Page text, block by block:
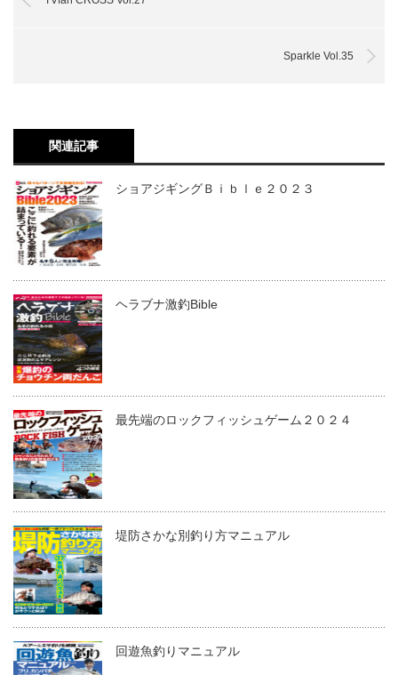
Sparkle Vol.35
関連記事
ショアジギングＢｉｂｌｅ２０２３
ヘラブナ激釣Bible
最先端のロックフィッシュゲーム２０２４
堤防さかな別釣り方マニュアル
回遊魚釣りマニュアル